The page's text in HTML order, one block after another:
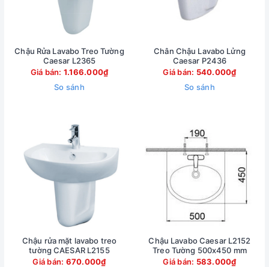
Chậu Rửa Lavabo Treo Tường
Caesar L2365
Giá bán: 1.166.000₫
So sánh
Chân Chậu Lavabo Lửng
Caesar P2436
Giá bán: 540.000₫
So sánh
Chậu rửa mặt lavabo treo
tường CAESAR L2155
Giá bán: 670.000₫
Chậu Lavabo Caesar L2152
Treo Tường 500x450 mm
Giá bán: 583.000₫